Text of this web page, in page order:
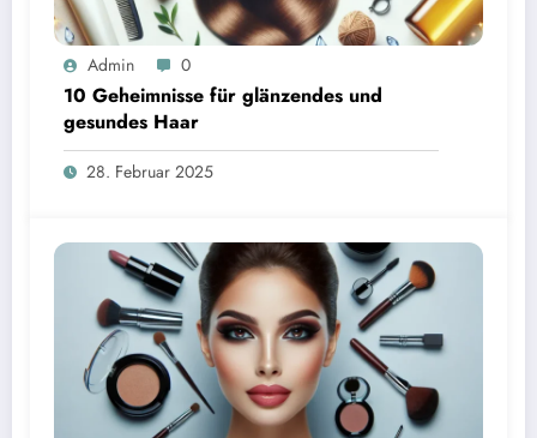
Admin 0
10 Geheimnisse für glänzendes und
gesundes Haar
28. Februar 2025